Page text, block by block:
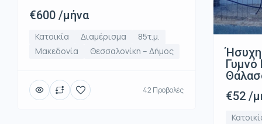
€600 /μήνα
Κατοικία Διαμέρισμα
85τ.μ.
Μακεδονία
Θεσσαλονίκη – Δήμος
42 Προβολές
Γυμνό
€52 /